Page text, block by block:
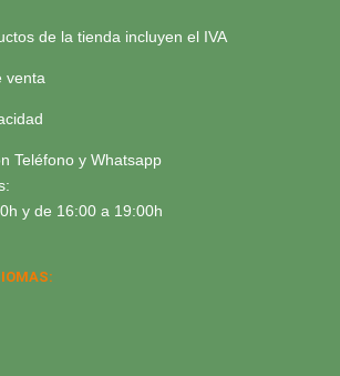
de la tienda incluyen el IVA
venta
Teléfono y Whatsapp
y de 16:00 a 19:00h